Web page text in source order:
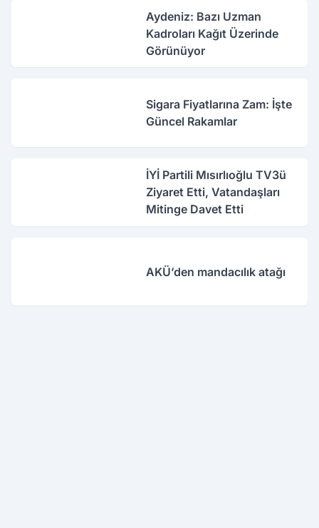
Aydeniz: Bazı Uzman
Kadroları Kağıt Üzerinde
Görünüyor
Sigara Fiyatlarına Zam: İşte
Güncel Rakamlar
İYİ Partili Mısırlıoğlu TV3ü
Ziyaret Etti, Vatandaşları
Mitinge Davet Etti
AKÜ’den mandacılık atağı